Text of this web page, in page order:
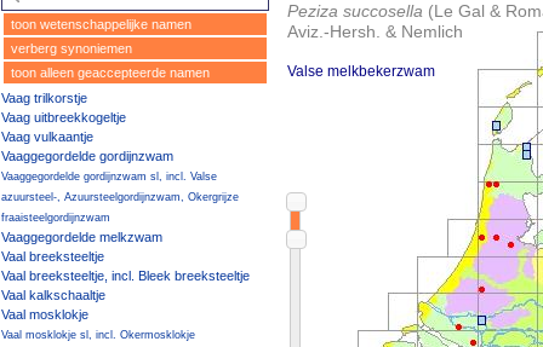
toon wetenschappelijke namen
verberg synoniemen
toon alleen geaccepteerde namen
Vaag trilkorstje
Vaag uitbreekkogeltje
Vaag vulkaantje
Vaaggegordelde gordijnzwam
Vaaggegordelde gordijnzwam sl, incl. Valse
azuursteel-, Azuursteelgordijnzwam, Okergrijze
fraaisteelgordijnzwam
Vaaggegordelde melkzwam
Vaal breeksteeltje
Vaal breeksteeltje, incl. Bleek breeksteeltje
Vaal kalkschaaltje
Vaal mosklokje
Vaal mosklokje sl, incl. Okermosklokje
Peziza succosella (Le Gal &
Aviz.-Hersh. & Nemlich
Valse melkbekerzwam